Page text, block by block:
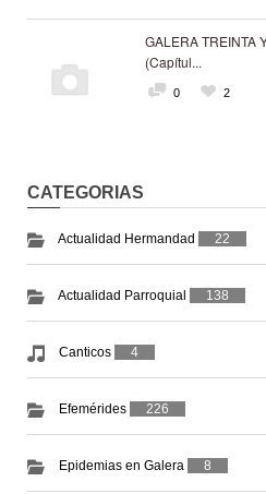
GALERA TREINTA
(Capítul...
0 2
CATEGORIAS
Actualidad Hermandad 22
Actualidad Parroquial 138
Canticos 4
Efemérides 226
Epidemias en Galera 8